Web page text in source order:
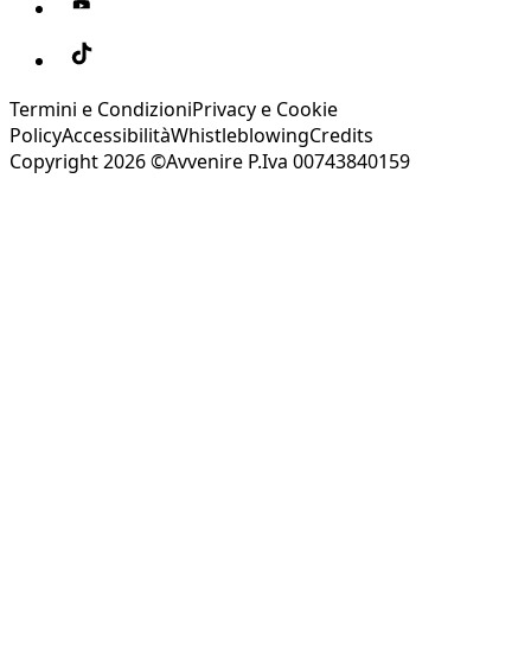
Termini e CondizioniPrivacy e Cookie
PolicyAccessibilitàWhistleblowingCredits
Copyright 2026 ©Avvenire P.Iva 00743840159